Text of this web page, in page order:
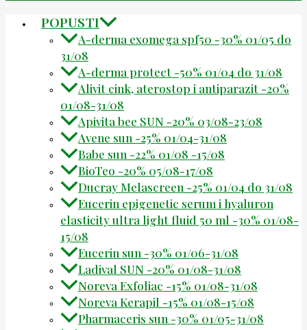
POPUSTI
A-derma exomega spf50 -30% 01/05 do
31/08
A-derma protect -50% 01/04 do 31/08
Alivit cink, aterostop i antiparazit -20%
01/08-31/08
Apivita bee SUN -20% 03/08-23/08
Avene sun -25% 01/04-31/08
Babe sun -22% 01/08 -15/08
BioTeo -20% 05/08-17/08
Ducray Melascreen -25% 01/04 do 31/08
Eucerin epigenetic serum i hyaluron
elasticity ultra light fluid 50 ml -30% 01/08-
15/08
Eucerin sun -30% 01/06-31/08
Ladival SUN -20% 01/08-31/08
Noreva Exfoliac -15% 01/08-31/08
Noreva Kerapil -15% 01/08-15/08
Pharmaceris sun -30% 01/05-31/08